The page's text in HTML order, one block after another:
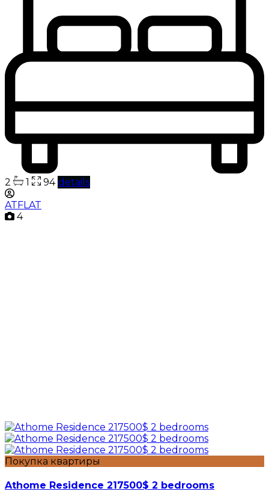
2 1 94 details
ATFLAT
4
Покупка квартиры
Athome Residence 217500$ 2 bedrooms